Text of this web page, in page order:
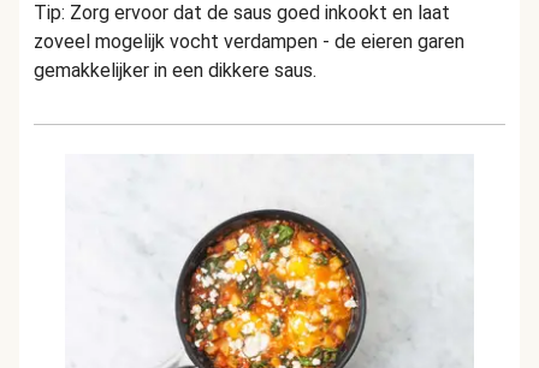
Tip: Zorg ervoor dat de saus goed inkookt en laat
zoveel mogelijk vocht verdampen - de eieren garen
gemakkelijker in een dikkere saus.